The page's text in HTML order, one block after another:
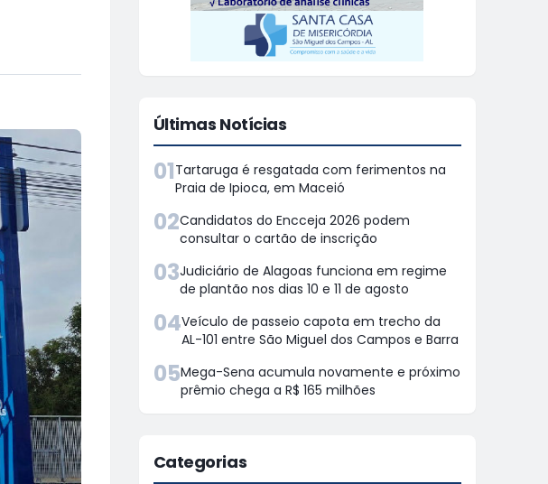
Últimas Notícias
01Tartaruga é resgatada com ferimentos na
Praia de Ipioca, em Maceió
02Candidatos do Encceja 2026 podem
consultar o cartão de inscrição
03Judiciário de Alagoas funciona em regime
de plantão nos dias 10 e 11 de agosto
04Veículo de passeio capota em trecho da
AL-101 entre São Miguel dos Campos e Barra
05Mega-Sena acumula novamente e próximo
prêmio chega a R$ 165 milhões
Categorias